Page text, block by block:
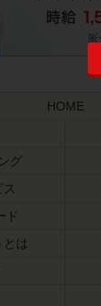
HOME
グ
ド
は